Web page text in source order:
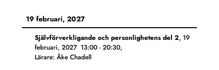
19 februari, 2027
Självförverkligande och personlighetens del 2, 19
februari, 2027 13:00- 20:30,
Lärare: Åke Chadell